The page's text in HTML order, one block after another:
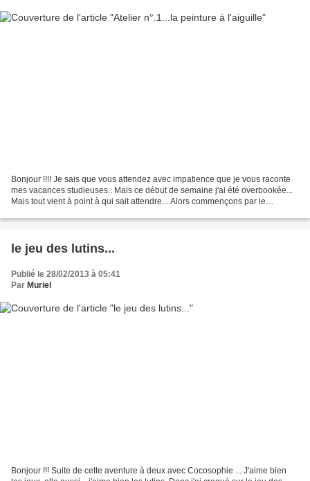
Bonjour !!!! Je sais que vous attendez avec impatience que je vous raconte
mes vacances studieuses.. Mais ce début de semaine j'ai été overbookée...
Mais tout vient à point à qui sait attendre... Alors commençons par le
le jeu des lutins...
Publié le 28/02/2013 à 05:41
Par Muriel
Bonjour !!! Suite de cette aventure à deux avec Cocosophie ... J'aime bien